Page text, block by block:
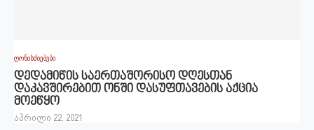
ღონისძიებები
დედამიწის საერთაშორისო დღესთან
დაკავშირებით ონში დასუფთავების აქცია
მოეწყო
აპრილი 22, 2021